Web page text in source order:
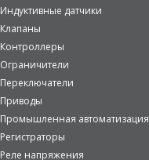
Индуктивные датчики
Клапаны
Контроллеры
Ограничители
Переключатели
Приводы
Промышленная автоматизация
Регистраторы
Реле напряжения